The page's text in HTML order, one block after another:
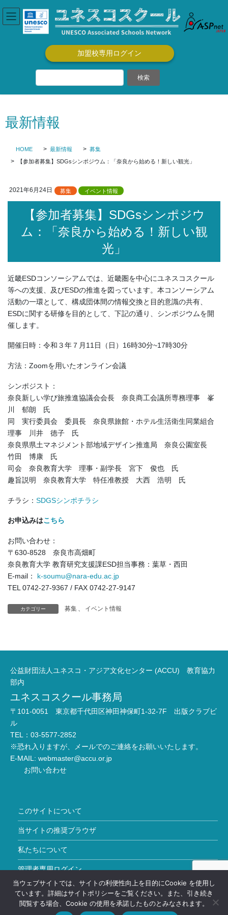
ン
テ
ビ
ゲ
加盟校専用ログイン
最新情報
HOME 最新情報
募集
【参加者募集】SDGsシンポジウム：「奈良から始める！新しい観光」
2021年6月24日 募集 イベント情報
【参加者募集】SDGsシンポジウ
ム：「奈良から始める！新しい観
光」
近畿ESDコンソーシアムでは、近畿圏を中心にユネスコスクール
等への支援、及びESDの推進を図っています。本コンソーシアム
活動の一環として、構成団体間の情報交換と目的意識の共有、
ESDに関する研修を目的として、下記の通り、シンポジウムを開
催します。
開催日時：令和３年７月11日（日）16時30分~17時30分
方法：Zoomを用いたオンライン会議
シンポジスト：
奈良新しい学び旅推進協議会会長 奈良商工会議所専務理事 峯
川 郁朗 氏
同 実行委員会 委員長 奈良県旅館・ホテル生活衛生同業組合
理事 川井 徳子 氏
奈良県県土マネジメント部地域デザイン推進局 奈良公園室長
竹田 博康 氏
司会 奈良教育大学 理事・副学長 宮下 俊也 氏
趣旨説明 奈良教育大学 特任准教授 大西 浩明 氏
チラシ： SDGSシンポチラシ
お申込みはこちら
お問い合わせ：
〒630-8528 奈良市高畑町
奈良教育大学 教育研究支援課ESD担当事務：葉草・西田
E-mail：
k-soumu@nara-edu.ac.jp
TEL 0742-27-9367 / FAX 0742-27-9147
カテゴリー 募集 、 イベント情報
公益財団法人ユネスコ・アジア文化センター (ACCU) 教育協力
部内
ユネスコスクール事務局
〒101-0051 東京都千代田区神田神保町1-32-7F 出版クラブビ
ル
TEL：03-5577-2852
※恐れ入りますが、メールでのご連絡をお願いいたします。
E-MAIL: webmaster@accu.or.jp
お問い合わせ
このサイトについて
当サイトの推奨ブラウザ
私たちについて
管理者専用ログイン
Copyright © ユネスコスクール All Rights Reserved.
当ウェブサイトでは、サイトの利便性向上を目的にCookie を使用し
ています。詳細はサイトポリシーをご覧ください。また、引き続き
閲覧する場合、Cookie の使用を承諾したものとみなされます。